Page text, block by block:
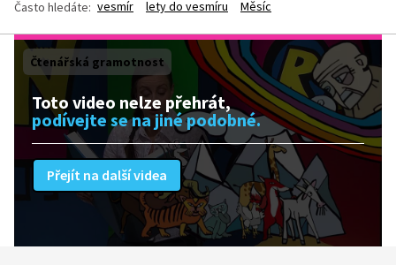
Často hledáte: vesmír lety do vesmíru Měsíc
Čtenářská gramotnost
Toto video nelze přehrát,
podívejte se na jiné podobné.
Přejít na další videa